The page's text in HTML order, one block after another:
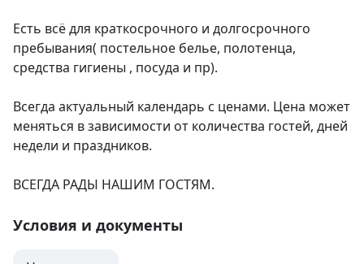
Есть всё для краткосрочного и долгосрочного
пребывания( постельное белье, полотенца,
средства гигиены , посуда и пр).
Всегда актуальный календарь с ценами. Цена может
меняться в зависимости от количества гостей, дней
недели и праздников.
ВСЕГДА РАДЫ НАШИМ ГОСТЯМ.
Условия и документы